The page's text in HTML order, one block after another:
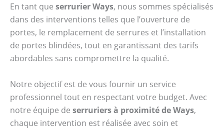
En tant que serrurier Ways, nous sommes spécialisés
dans des interventions telles que l’ouverture de
portes, le remplacement de serrures et l’installation
de portes blindées, tout en garantissant des tarifs
abordables sans compromettre la qualité.
Notre objectif est de vous fournir un service
professionnel tout en respectant votre budget. Avec
notre équipe de serruriers à proximité de Ways,
chaque intervention est réalisée avec soin et